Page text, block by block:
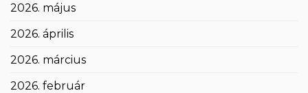
2026. május
2026. április
2026. március
2026. február